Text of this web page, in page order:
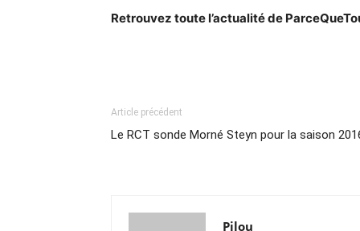
Retrouvez toute l’actualité de
Article précédent
Le RCT sonde Morné Steyn pour la saison
Pilou